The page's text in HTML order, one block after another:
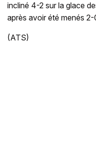
incliné 4-2 sur la glace
après avoir été menés
(ATS)